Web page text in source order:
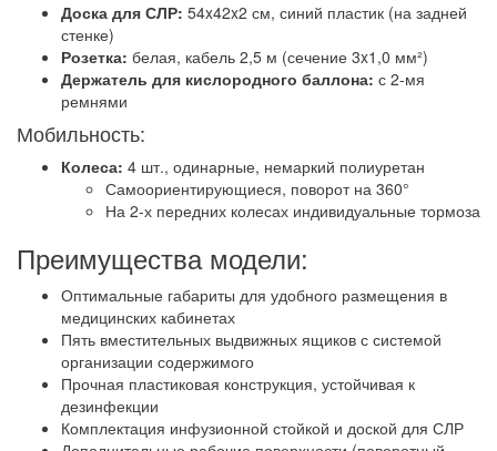
Доска для СЛР: 54x42x2 см, синий пластик (на задней
стенке)
Розетка: белая, кабель 2,5 м (сечение 3x1,0 мм²)
Держатель для кислородного баллона: с 2-мя
ремнями
Мобильность:
Колеса: 4 шт., одинарные, немаркий полиуретан
Самоориентирующиеся, поворот на 360°
На 2-х передних колесах индивидуальные тормоза
Преимущества модели:
Оптимальные габариты для удобного размещения в
медицинских кабинетах
Пять вместительных выдвижных ящиков с системой
организации содержимого
Прочная пластиковая конструкция, устойчивая к
дезинфекции
Комплектация инфузионной стойкой и доской для СЛР